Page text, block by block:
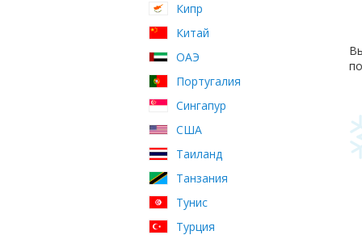
Кипр
Китай
ОАЭ
Португалия
Сингапур
США
Таиланд
Танзания
Тунис
Турция